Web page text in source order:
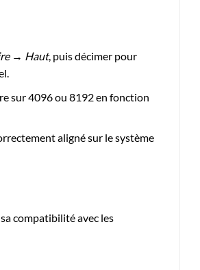
→ Haut, puis décimer pour
sur 4096 ou 8192 en fonction
aligné sur le système
compatibilité avec les